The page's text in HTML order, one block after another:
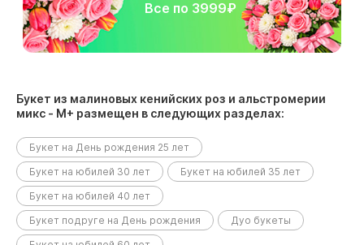
Все по 3999₽
Букет из малиновых кенийских роз и альстромерии
микс - М+ размещен в следующих разделах:
Букет на День рождения 25 лет
Букет на юбилей 30 лет
Букет на юбилей 35 лет
Букет на юбилей 40 лет
Букет подруге на День рождения
Дуо букеты